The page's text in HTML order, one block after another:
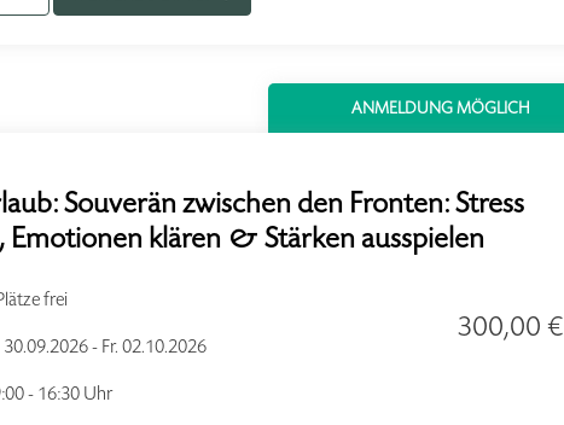
ANMELDUNG MÖGLICH
Souverän zwischen den Fronten: Stress
Emotionen klären & Stärken ausspielen
frei
30.09.2026 - Fr. 02.10.2026
- 16:30 Uhr
300,00 €